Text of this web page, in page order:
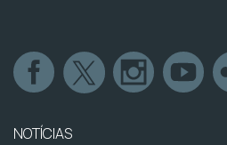
NOTÍCIAS